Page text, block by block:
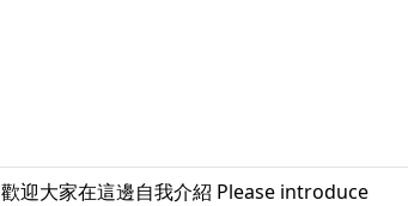
歡迎大家在這邊自我介紹 Please introduce